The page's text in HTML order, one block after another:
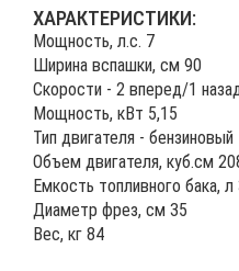
ХАРАКТЕРИСТИКИ:
Мощность, л.c. 7
Ширина вспашки, см 90
Скорости - 2 вперед/1
Мощность, кВт 5,15
Тип двигателя - бензиновый
Объем двигателя, куб.см
Емкость топливного бака, л
Диаметр фрез, см 35
Вес, кг 84